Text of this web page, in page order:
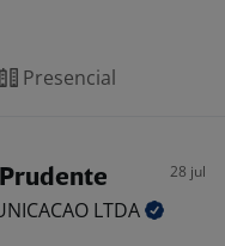
Presencial
28 jul
LTDA